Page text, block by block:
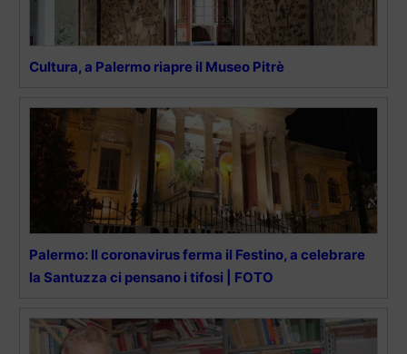
Cultura, a Palermo riapre il Museo Pitrè
Palermo: Il coronavirus ferma il Festino, a celebrare
la Santuzza ci pensano i tifosi | FOTO